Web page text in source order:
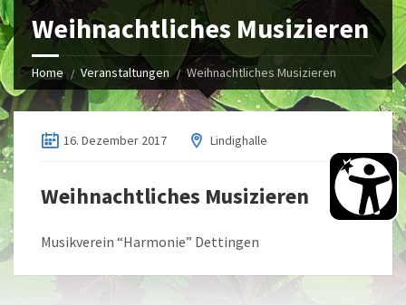
Weihnachtliches Musizieren
Home Veranstaltungen Weihnachtliches Musizieren
16. Dezember 2017 Lindighalle
Weihnachtliches Musizieren
Musikverein “Harmonie” Dettingen